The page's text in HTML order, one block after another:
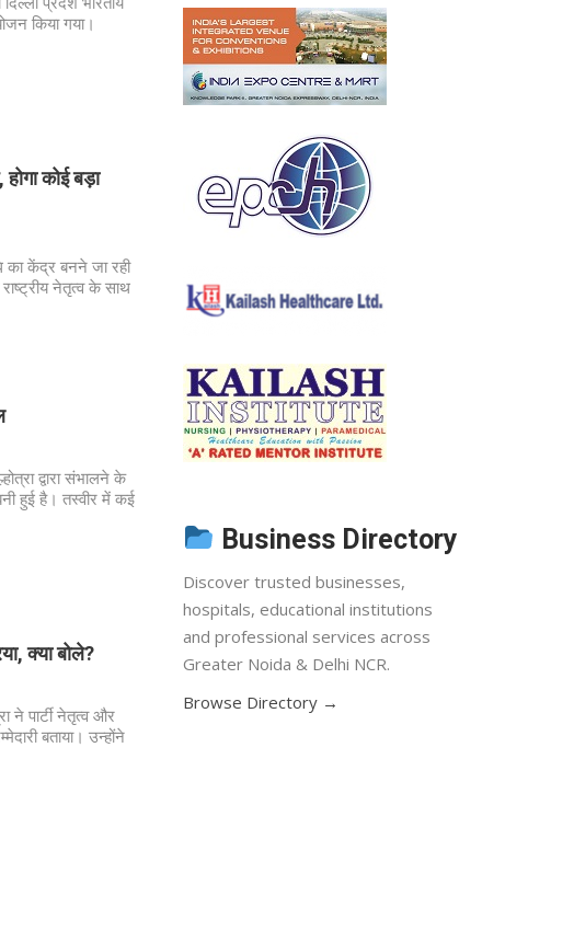
किया गया।
कोई बड़ा
का केंद्र बनने जा रही
नेतृत्व के साथ
द्वारा संभालने के
हुई है। तस्वीर में कई
क्या बोले?
ने पार्टी नेतृत्व और
बताया। उन्होंने
Business Directory
Discover trusted businesses,
hospitals, educational institutions
and professional services across
Greater Noida & Delhi NCR.
Browse Directory →